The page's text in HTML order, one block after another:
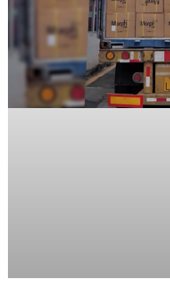
Accesorios Body
Cams
(Portátiles)Cámaras
MóvilesDash
Cams
Videoporteros